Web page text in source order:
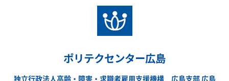
ポリテクセンター広島
独立行政法人高齢・障害・求職者雇用支援機構 広島支部 広島